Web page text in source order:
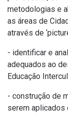
metodologias e
as áreas de
através de
- identificar e
adequados ao
Educação
- construção de
serem aplicados